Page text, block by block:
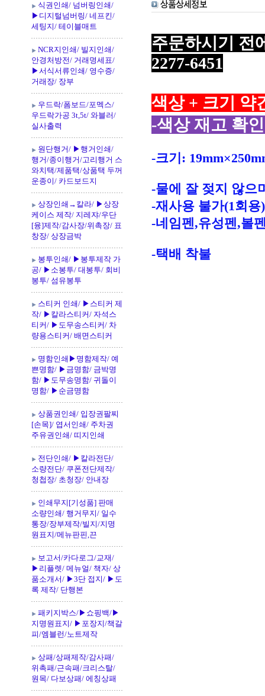
식권인쇄/ 넘버링인쇄/
▶디지털넘버링/ 네프킨/
세팅지/ 테이블매트
NCR지인쇄/ 빌지인쇄/
안경처방전/ 거래명세표/
▶서식서류인쇄/ 영수증/
거래장/ 장부
우드락/폼보드/포멕스/
우드락가공 3t,5t/ 와블러/
실사출력
원단행거/ ▶행거인쇄/
행거/종이행거/고리행거 스
와치택/제품택/상품택 두꺼
운종이/ 카드보드지
상장인쇄→칼라/ ▶상장
케이스 제작/ 지레쟈/우단
[융]제작/감사장/위촉장/ 표
창장/ 상장금박
봉투인쇄/ ▶봉투제작 가
공/ ▶소봉투/ 대봉투/ 회비
봉투/ 섬유봉투
스티커 인쇄/ ▶스티커 제
작/ ▶칼라스티커/ 자석스
티커/ ▶도무송스티커/ 차
량용스티커/ 배면스티커
명함인쇄▶명함제작/ 예
쁜명함/ ▶금명함/ 금박명
함/ ▶도무송명함/ 귀돌이
명함/ ▶순금명함
상품권인쇄/ 입장권팔찌
[손목]/ 엽서인쇄/ 주차권
주유권인쇄/ 띠지인쇄
전단인쇄/ ▶칼라전단/
소량전단/ 쿠폰전단제작/
청첩장/ 초청장/ 안내장
인쇄무지[기성품] 판매
소량인쇄/ 행거무지/ 일수
통장/장부제작/빌지/지명
원표지/메뉴판핀,끈
보고서/카다로그/교재/
▶리플렛/ 메뉴얼/ 책자/ 상
품소개서/ ▶3단 접지/ ▶도
록 제작/ 단행본
패키지박스/▶쇼핑백/▶
지명원표지/ ▶포장지/책갈
피/엠블런/노트제작
상패/상패제작/감사패/
위촉패/근속패/크리스탈/
원목/ 다보상패/ 에칭상패
주문하시기 전
2277-6451
색상 + 크기 약
-색상 재고 확
-크기:
-물에 잘 젖지 않으
-재사용 불가(1회용)
-네임펜,유성펜,볼
-택배 착불